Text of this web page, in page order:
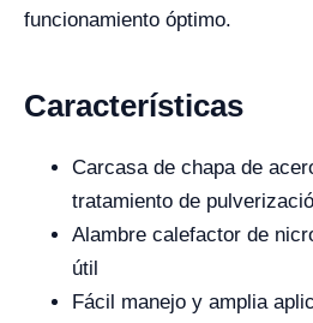
funcionamiento óptimo.
Características
Carcasa de chapa de
tratamiento de
Alambre calefactor de
útil
Fácil manejo y amplia